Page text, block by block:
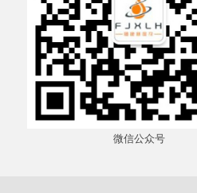
微信公众号